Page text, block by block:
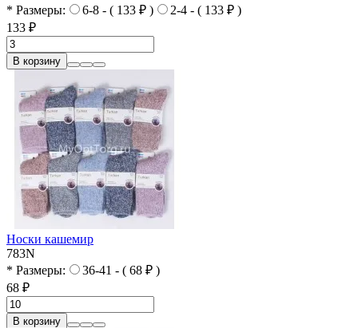
* Размеры:
6-8 - ( 133 ₽ )
2-4 - ( 133 ₽ )
133 ₽
В корзину
Носки кашемир
783N
* Размеры:
36-41 - ( 68 ₽ )
68 ₽
В корзину